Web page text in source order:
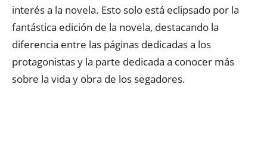
interés a la novela. Esto solo está eclipsado por la
fantástica edición de la novela, destacando la
diferencia entre las páginas dedicadas a los
protagonistas y la parte dedicada a conocer más
sobre la vida y obra de los segadores.